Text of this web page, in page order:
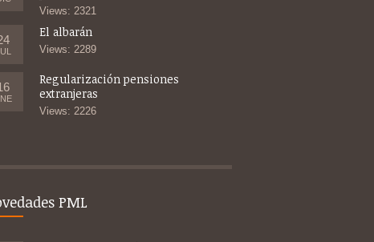
Views: 2321
El albarán
Views: 2289
Regularización pensiones
extranjeras
Views: 2226
PML